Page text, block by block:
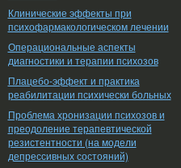
Клинические эффекты при
психофармакологическом лечении
Операциональные аспекты
диагностики и терапии психозов
Плацебо-эффект и практика
реабилитации психически больных
Проблема хронизации психозов и
преодоление терапевтической
резистентности (на модели
депрессивных состояний)